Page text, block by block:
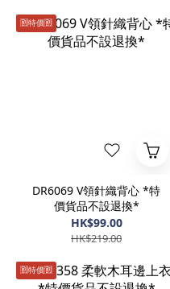
🈹️特價🈹️
DR6069 V領針織背心 *特
價貨品不設退換*
HK$99.00
HK$219.00
🈹️特價🈹️